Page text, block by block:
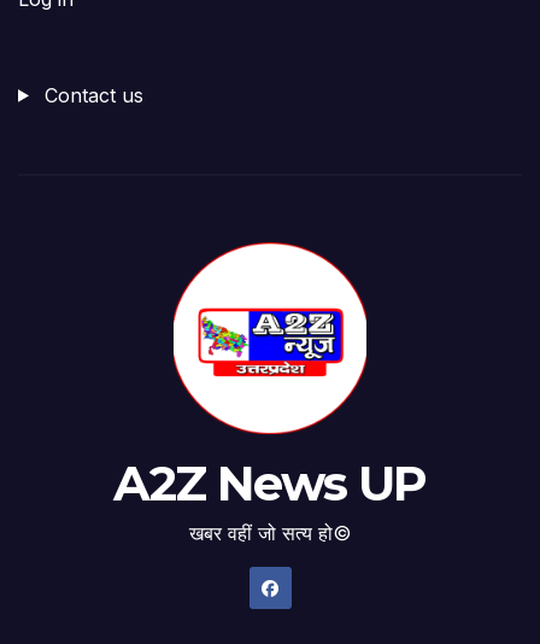
Contact us
A2Z News UP
खबर वहीं जो सत्य हो©